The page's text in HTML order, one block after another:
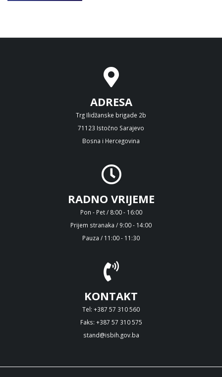
ADRESA
Trg Ilidžanske brigade 2b
71123 Istočno Sarajevo
Bosna i Hercegovina
RADNO VRIJEME
Pon - Pet / 8:00 - 16:00
Prijem stranaka / 9:00 - 14:00
Pauza / 11:00 - 11:30
KONTAKT
Tel: +387 57 310 560
Faks: +387 57 310 575
stand@isbih.gov.ba